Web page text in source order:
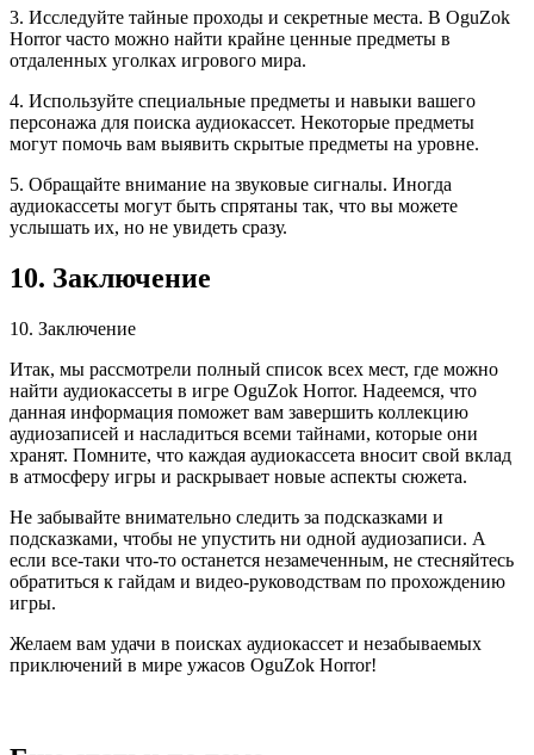
3. Исследуйте тайные проходы и секретные места. В OguZok
Horror часто можно найти крайне ценные предметы в
отдаленных уголках игрового мира.
4. Используйте специальные предметы и навыки вашего
персонажа для поиска аудиокассет. Некоторые предметы
могут помочь вам выявить скрытые предметы на уровне.
5. Обращайте внимание на звуковые сигналы. Иногда
аудиокассеты могут быть спрятаны так, что вы можете
услышать их, но не увидеть сразу.
10. Заключение
10. Заключение
Итак, мы рассмотрели полный список всех мест, где можно
найти аудиокассеты в игре OguZok Horror. Надеемся, что
данная информация поможет вам завершить коллекцию
аудиозаписей и насладиться всеми тайнами, которые они
хранят. Помните, что каждая аудиокассета вносит свой вклад
в атмосферу игры и раскрывает новые аспекты сюжета.
Не забывайте внимательно следить за подсказками и
подсказками, чтобы не упустить ни одной аудиозаписи. А
если все-таки что-то останется незамеченным, не стесняйтесь
обратиться к гайдам и видео-руководствам по прохождению
игры.
Желаем вам удачи в поисках аудиокассет и незабываемых
приключений в мире ужасов OguZok Horror!